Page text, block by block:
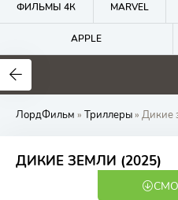
ФИЛЬМЫ 4К MARVEL
APPLE
0
ЛордФильм » Триллеры» Дикие
ДИКИЕ ЗЕМЛИ (2025)
4.3